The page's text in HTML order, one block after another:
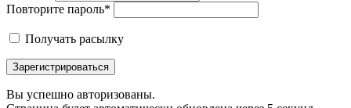
Повторите пароль*
Получать расылку
Зарегистрироваться
Вы успешно авторизованы.